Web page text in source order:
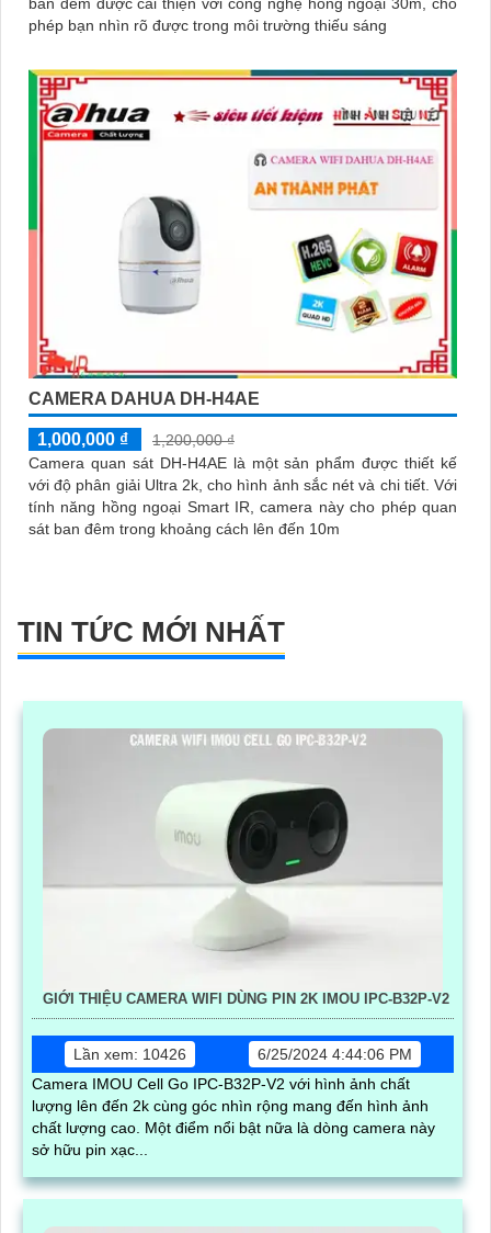
ban đêm được cải thiện với công nghệ hồng ngoại 30m, cho
phép bạn nhìn rõ được trong môi trường thiếu sáng
CAMERA DAHUA DH-H4AE
1,000,000 ₫
1,200,000 ₫
Camera quan sát DH-H4AE là một sản phẩm được thiết kế
với độ phân giải Ultra 2k, cho hình ảnh sắc nét và chi tiết. Với
tính năng hồng ngoại Smart IR, camera này cho phép quan
sát ban đêm trong khoảng cách lên đến 10m
TIN TỨC MỚI NHẤT
GIỚI THIỆU CAMERA WIFI DÙNG PIN 2K IMOU IPC-B32P-V2
Lần xem: 10426
6/25/2024 4:44:06 PM
Camera IMOU Cell Go IPC-B32P-V2 với hình ảnh chất
lượng lên đến 2k cùng góc nhìn rộng mang đến hình ảnh
chất lượng cao. Một điểm nổi bật nữa là dòng camera này
sở hữu pin xạc...